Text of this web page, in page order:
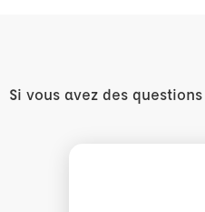
Si vous avez des